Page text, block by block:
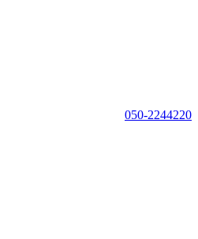
050-2244220